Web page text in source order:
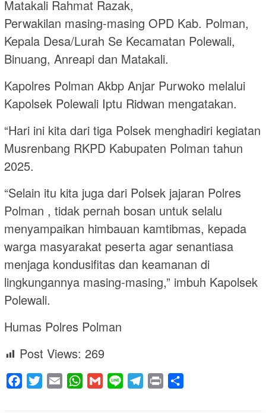
Matakali Rahmat Razak,
Perwakilan masing-masing OPD Kab. Polman,
Kepala Desa/Lurah Se Kecamatan Polewali,
Binuang, Anreapi dan Matakali.
Kapolres Polman Akbp Anjar Purwoko melalui
Kapolsek Polewali Iptu Ridwan mengatakan.
“Hari ini kita dari tiga Polsek menghadiri kegiatan
Musrenbang RKPD Kabupaten Polman tahun
2025.
“Selain itu kita juga dari Polsek jajaran Polres
Polman , tidak pernah bosan untuk selalu
menyampaikan himbauan kamtibmas, kepada
warga masyarakat peserta agar senantiasa
menjaga kondusifitas dan keamanan di
lingkungannya masing-masing,” imbuh Kapolsek
Polewali.
Humas Polres Polman
Post Views: 269
Facebook
Twitter Email WhatsApp
Gmail Line Telegram
Print